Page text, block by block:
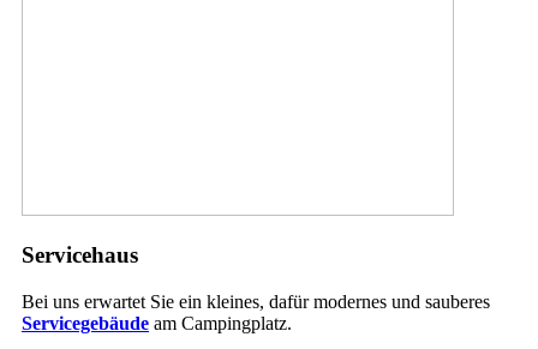
Servicehaus
Bei uns erwartet Sie ein kleines, dafür modernes und sauberes
Servicegebäude am Campingplatz.